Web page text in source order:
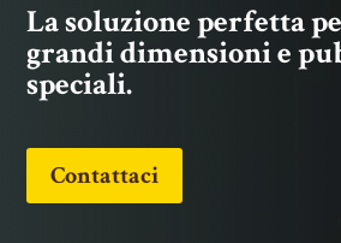
La soluzione perfetta
grandi dimensioni e
speciali.
Contattaci